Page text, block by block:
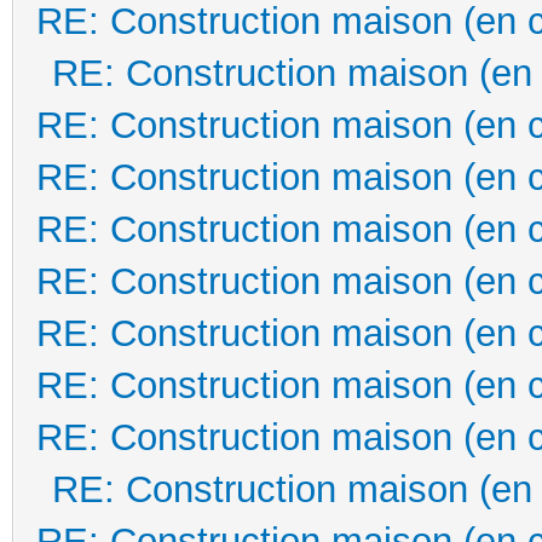
RE: Construction maison (en
RE: Construction maison
RE: Construction maison (en
RE: Construction maison (en
RE: Construction maison (en
RE: Construction maison (en
RE: Construction maison (en
RE: Construction maison (en
RE: Construction maison (en
RE: Construction maison